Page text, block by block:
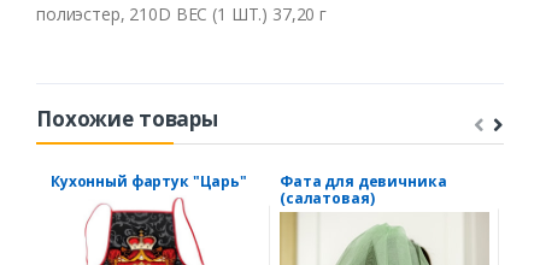
полиэстер, 210D ВЕС (1 ШТ.) 37,20 г
Похожие товары
Кухонный фартук "Царь"
Фата для девичника
(салатовая)